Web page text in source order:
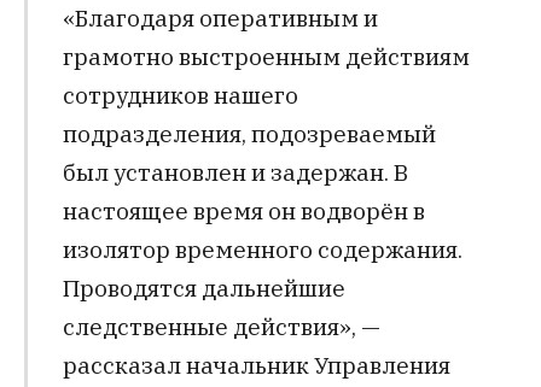
«Благодаря оперативным и
грамотно выстроенным действиям
сотрудников нашего
подразделения, подозреваемый
был установлен и задержан. В
настоящее время он водворён в
изолятор временного содержания.
Проводятся дальнейшие
следственные действия», —
рассказал начальник Управления